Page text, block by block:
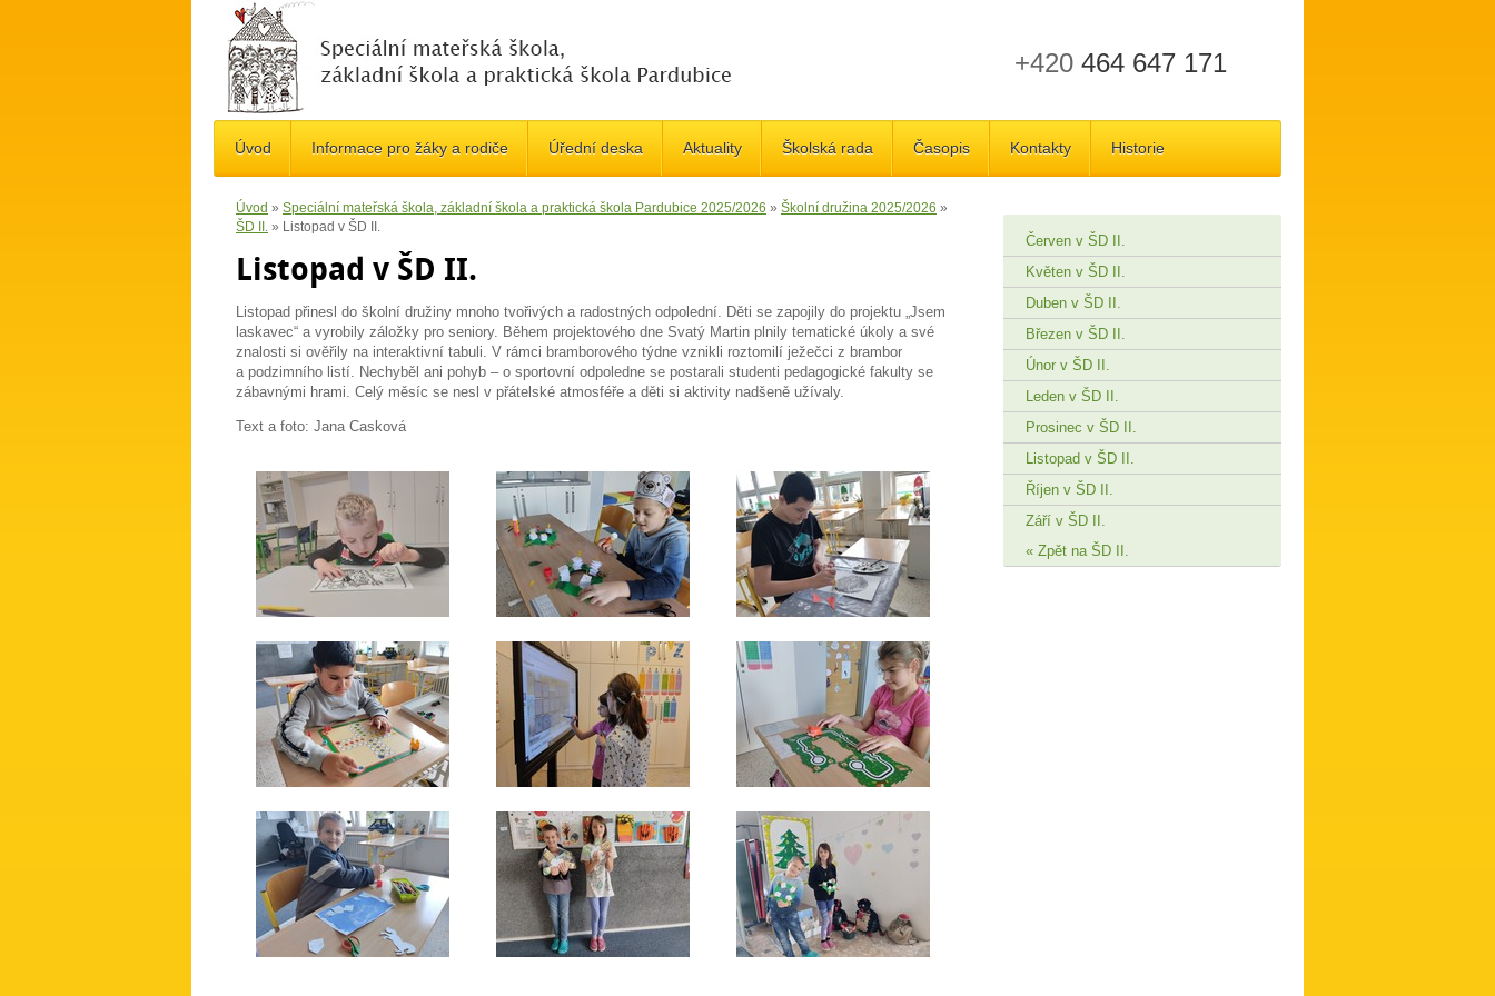
+420 464 647 171
Úvod Informace pro žáky a rodiče Úřední deska Aktuality Školská rada Časopis Kontakty Historie
Úvod » Speciální mateřská škola, základní škola a praktická škola Pardubice 2025/2026 » Školní družina 2025/2026 »
ŠD II. » Listopad v ŠD II.
Listopad v ŠD II.
Listopad přinesl do školní družiny mnoho tvořivých a radostných odpolední. Děti se zapojily do projektu „Jsem
laskavec“ a vyrobily záložky pro seniory. Během projektového dne Svatý Martin plnily tematické úkoly a své
znalosti si ověřily na interaktivní tabuli. V rámci bramborového týdne vznikli roztomilí ježečci z brambor
a podzimního listí. Nechyběl ani pohyb – o sportovní odpoledne se postarali studenti pedagogické fakulty se
zábavnými hrami. Celý měsíc se nesl v přátelské atmosféře a děti si aktivity nadšeně užívaly.
Text a foto: Jana Casková
Červen v ŠD II.
Květen v ŠD II.
Duben v ŠD II.
Březen v ŠD II.
Únor v ŠD II.
Leden v ŠD II.
Prosinec v ŠD II.
Listopad v ŠD II.
Říjen v ŠD II.
Září v ŠD II.
Zpět na ŠD II.